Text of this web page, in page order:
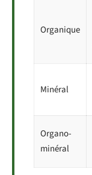
Organique
Minéral
Organo-
minéral